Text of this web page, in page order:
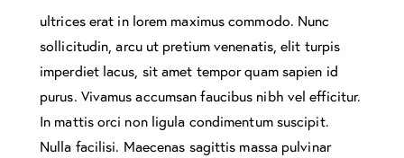
ultrices erat in lorem maximus commodo. Nunc
sollicitudin, arcu ut pretium venenatis, elit turpis
imperdiet lacus, sit amet tempor quam sapien id
purus. Vivamus accumsan faucibus nibh vel efficitur.
In mattis orci non ligula condimentum suscipit.
Nulla facilisi. Maecenas sagittis massa pulvinar